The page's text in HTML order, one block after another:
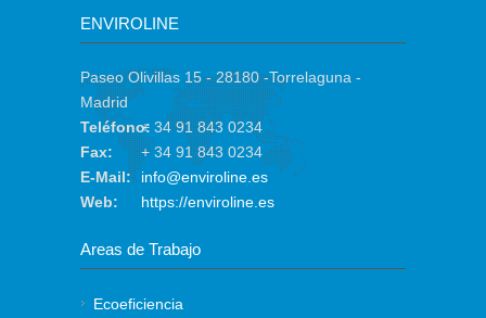
ENVIROLINE
Paseo Olivillas 15 - 28180 -Torrelaguna -
Madrid
Teléfono:+ 34 91 843 0234
Fax:
+ 34 91 843 0234
E-Mail: info@enviroline.es
Web:
https://enviroline.es
Areas de Trabajo
Ecoeficiencia